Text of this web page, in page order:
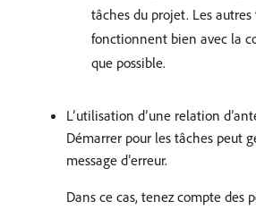
tâches du projet. Les autres
fonctionnent bien avec la
que possible.
L’utilisation d’une relation
Démarrer pour les tâches peut
message d’erreur.
Dans ce cas, tenez compte des